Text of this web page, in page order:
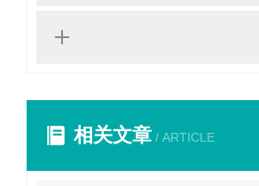
相关文章 / ARTICLE